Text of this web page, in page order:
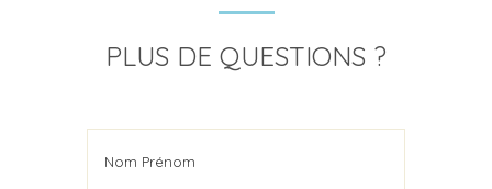
PLUS DE QUESTIONS ?